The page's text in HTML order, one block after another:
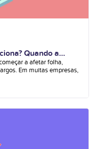
Quando a
a afetar folha,
Em muitas empresas,